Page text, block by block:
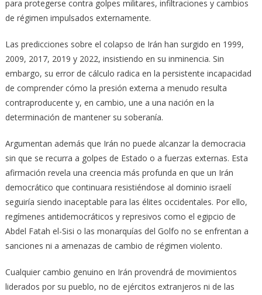
para protegerse contra golpes militares, infiltraciones y cambios
de régimen impulsados externamente.
Las predicciones sobre el colapso de Irán han surgido en 1999,
2009, 2017, 2019 y 2022, insistiendo en su inminencia. Sin
embargo, su error de cálculo radica en la persistente incapacidad
de comprender cómo la presión externa a menudo resulta
contraproducente y, en cambio, une a una nación en la
determinación de mantener su soberanía.
Argumentan además que Irán no puede alcanzar la democracia
sin que se recurra a golpes de Estado o a fuerzas externas. Esta
afirmación revela una creencia más profunda en que un Irán
democrático que continuara resistiéndose al dominio israelí
seguiría siendo inaceptable para las élites occidentales. Por ello,
regímenes antidemocráticos y represivos como el egipcio de
Abdel Fatah el-Sisi o las monarquías del Golfo no se enfrentan a
sanciones ni a amenazas de cambio de régimen violento.
Cualquier cambio genuino en Irán provendrá de movimientos
liderados por su pueblo, no de ejércitos extranjeros ni de las